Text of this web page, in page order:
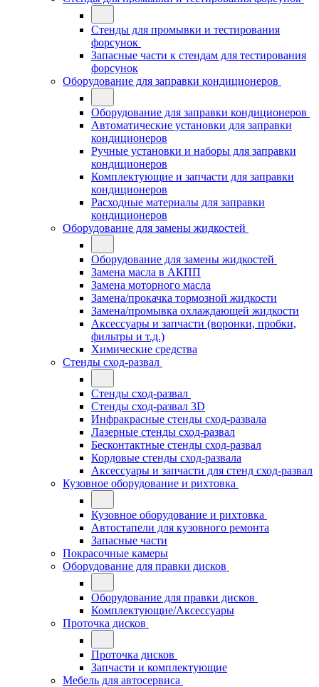
Стенды для промывки и тестирования
форсунок
Запасные части к стендам для тестирования
форсунок
Оборудование для заправки кондиционеров
Оборудование для заправки кондиционеров
Автоматические установки для заправки
кондиционеров
Ручные установки и наборы для заправки
кондиционеров
Комплектующие и запчасти для заправки
кондиционеров
Расходные материалы для заправки
кондиционеров
Оборудование для замены жидкостей
Оборудование для замены жидкостей
Замена масла в АКПП
Замена моторного масла
Замена/прокачка тормозной жидкости
Замена/промывка охлаждающей жидкости
Аксессуары и запчасти (воронки, пробки,
фильтры и т.д.)
Химические средства
Стенды сход-развал
Стенды сход-развал
Стенды сход-развал 3D
Инфракрасные стенды сход-развала
Лазерные стенды сход-развал
Бесконтактные стенды сход-развал
Кордовые стенды сход-развала
Аксессуары и запчасти для стенд сход-развал
Кузовное оборудование и рихтовка
Кузовное оборудование и рихтовка
Автостапели для кузовного ремонта
Запасные части
Покрасочные камеры
Оборудование для правки дисков
Оборудование для правки дисков
Комплектующие/Аксессуары
Проточка дисков
Проточка дисков
Запчасти и комплектующие
Мебель для автосервиса